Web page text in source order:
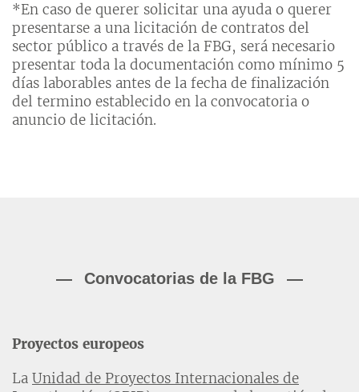
*En caso de querer solicitar una ayuda o querer
presentarse a una licitación de contratos del
sector público a través de la FBG, será necesario
presentar toda la documentación como mínimo 5
días laborables antes de la fecha de finalización
del termino establecido en la convocatoria o
anuncio de licitación.
Convocatorias de la FBG
Proyectos europeos
La Unidad de Proyectos Internacionales de